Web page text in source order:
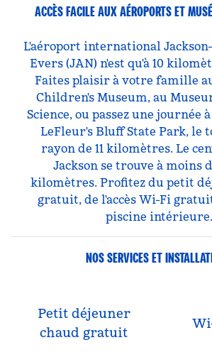
ACCÈS FACILE AUX AÉROPORTS ET
L'aéroport international
Evers (JAN) n'est qu'à 10
Faites plaisir à votre famille
Children's Museum, au
Science, ou passez une journée
LeFleur's Bluff State Park, le
rayon de 11 kilomètres. Le
Jackson se trouve à moins
kilomètres. Profitez du petit
gratuit, de l'accès Wi-Fi
piscine intérieure.
NOS SERVICES ET
Petit déjeuner
chaud gratuit